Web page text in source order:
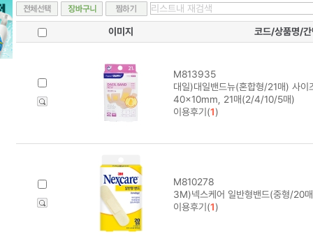
이미지 코드/상품명/간
M813935
대일)대일밴드뉴(혼합형/21매)
40x10mm, 21매(2/4/10/5매)
이용후기(1)
M810278
3M)넥스케어 일반형밴드(중형/20
이용후기(1)